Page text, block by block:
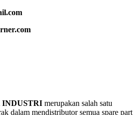
INDUSTRI merupakan salah satu
dalam mendistributor semua spare part